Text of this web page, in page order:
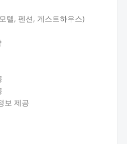
텔, 펜션, 게스트하우스)
보 제공